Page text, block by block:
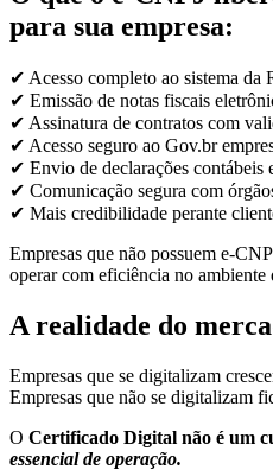
para sua empresa:
✔ Acesso completo ao sistema da
✔ Emissão de notas fiscais
✔ Assinatura de contratos com
✔ Acesso seguro ao Gov.br
✔ Envio de declarações contábeis
✔ Comunicação segura com
✔ Mais credibilidade perante
Empresas que não possuem e-
operar com eficiência no ambiente
A realidade do
Empresas que se digitalizam
Empresas que não se digitalizam
O Certificado Digital não é um
essencial de operação.